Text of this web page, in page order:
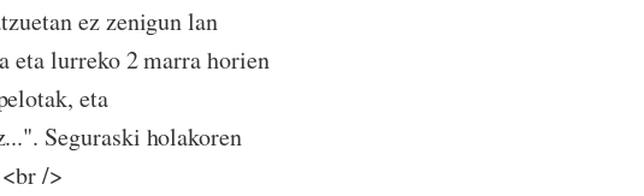
ez zenigun lan
eta lurreko 2 marra horien
eta
Seguraski holakoren
/>